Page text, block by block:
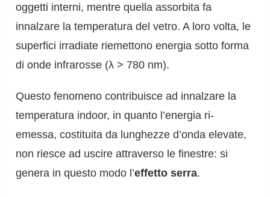
oggetti interni, mentre quella assorbita fa
innalzare la temperatura del vetro. A loro volta, le
superfici irradiate riemettono energia sotto forma
di onde infrarosse (λ > 780 nm).
Questo fenomeno contribuisce ad innalzare la
temperatura indoor, in quanto l’energia ri-
emessa, costituita da lunghezze d’onda elevate,
non riesce ad uscire attraverso le finestre: si
genera in questo modo l’effetto serra.